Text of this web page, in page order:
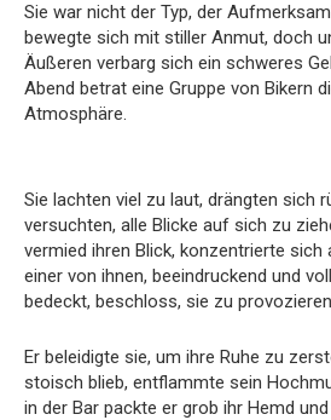
Sie war nicht der Typ, der
bewegte sich mit stiller Anmut, doch
Äußeren verbarg sich ein schweres
Abend betrat eine Gruppe von Bikern
Atmosphäre.
Sie lachten viel zu laut, drängten sich
versuchten, alle Blicke auf sich zu
vermied ihren Blick, konzentrierte sich
einer von ihnen, beeindruckend und
bedeckt, beschloss, sie zu
Er beleidigte sie, um ihre Ruhe zu
stoisch blieb, entflammte sein
in der Bar packte er grob ihr Hemd